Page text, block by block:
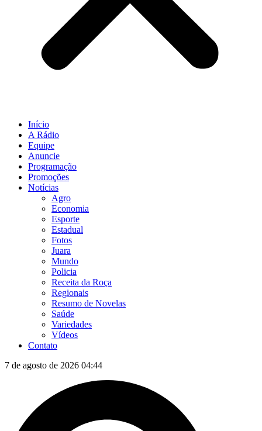
Início
A Rádio
Equipe
Anuncie
Programação
Promoções
Notícias
Agro
Economia
Esporte
Estadual
Fotos
Juara
Mundo
Policia
Receita da Roça
Regionais
Resumo de Novelas
Saúde
Variedades
Vídeos
Contato
7 de agosto de 2026 04:44